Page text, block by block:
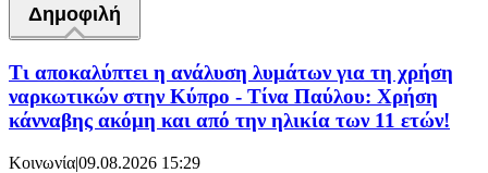
Δημοφιλή
Τι αποκαλύπτει η ανάλυση λυμάτων για τη χρήση
ναρκωτικών στην Κύπρο - Τίνα Παύλου: Χρήση
κάνναβης ακόμη και από την ηλικία των 11 ετών!
Κοινωνία|09.08.2026 15:29